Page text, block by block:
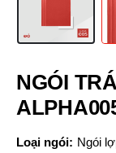
NGÓI
Loại ngói: Ngói